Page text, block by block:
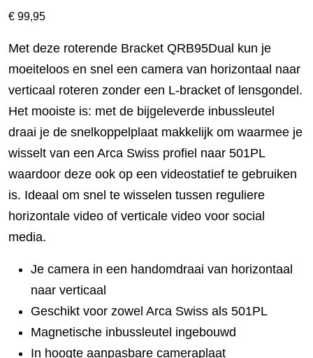
€ 99,95
Met deze roterende Bracket QRB95Dual kun je
moeiteloos en snel een camera van horizontaal naar
verticaal roteren zonder een L-bracket of lensgondel.
Het mooiste is: met de bijgeleverde inbussleutel
draai je de snelkoppelplaat makkelijk om waarmee je
wisselt van een Arca Swiss profiel naar 501PL
waardoor deze ook op een videostatief te gebruiken
is. Ideaal om snel te wisselen tussen reguliere
horizontale video of verticale video voor social
media.
Je camera in een handomdraai van horizontaal
naar verticaal
Geschikt voor zowel Arca Swiss als 501PL
Magnetische inbussleutel ingebouwd
In hoogte aanpasbare cameraplaat